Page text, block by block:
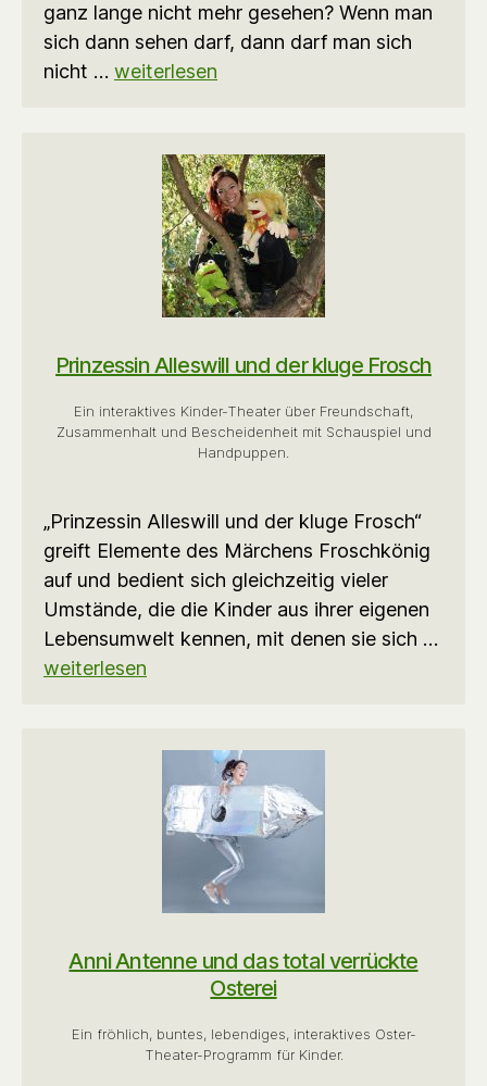
ganz lange nicht mehr gesehen? Wenn man
sich dann sehen darf, dann darf man sich
nicht … weiterlesen
Prinzessin Alleswill und der kluge Frosch
Ein interaktives Kinder-Theater über Freundschaft,
Zusammenhalt und Bescheidenheit mit Schauspiel und
Handpuppen.
„Prinzessin Alleswill und der kluge Frosch“
greift Elemente des Märchens Froschkönig
auf und bedient sich gleichzeitig vieler
Umstände, die die Kinder aus ihrer eigenen
Lebensumwelt kennen, mit denen sie sich …
weiterlesen
Anni Antenne und das total verrückte
Osterei
Ein fröhlich, buntes, lebendiges, interaktives Oster-
Theater-Programm für Kinder.